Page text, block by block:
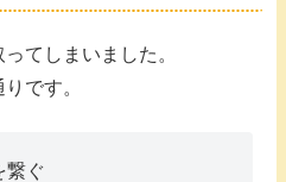
てしまいました。
です。
繋ぐ